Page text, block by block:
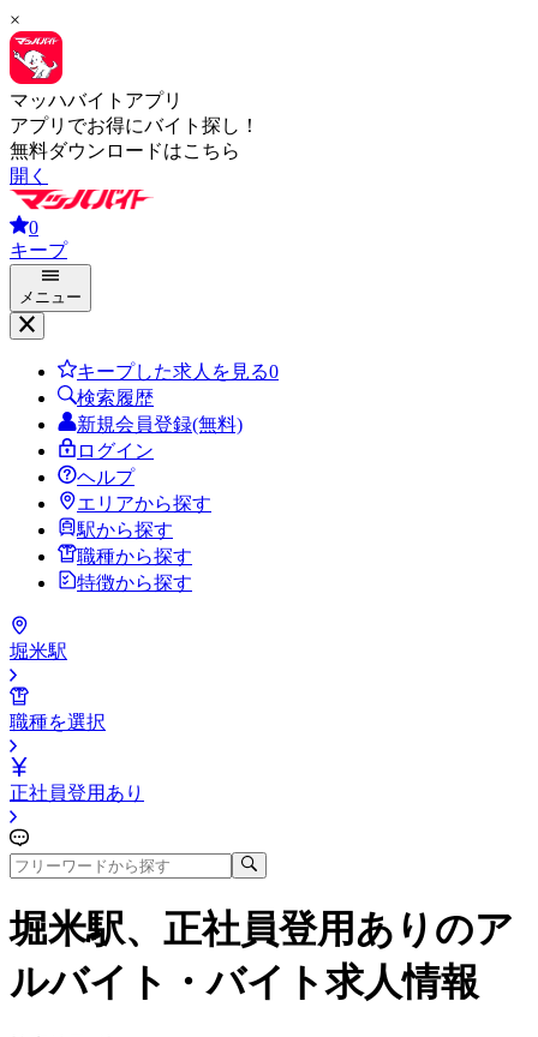
×
マッハバイトアプリ
アプリでお得にバイト探し！
無料ダウンロードはこちら
開く
0
キープ
メニュー
キープした求人を見る0
検索履歴
新規会員登録(無料)
ログイン
ヘルプ
エリアから探す
駅から探す
職種から探す
特徴から探す
堀米駅
職種を選択
正社員登用あり
堀米駅、正社員登用あり のア
ルバイト・バイト求人情報